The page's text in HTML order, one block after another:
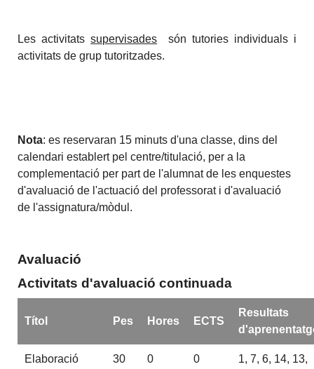
Les activitatssupervisades són tutories individuals i
activitats de grup tutoritzades.
Nota: es reservaran 15 minuts d'una classe, dins del
calendari establert pel centre/titulació, per a la
complementació per part de l'alumnat de les enquestes
d'avaluació de l'actuació del professorat i d'avaluació
de l'assignatura/mòdul.
Avaluació
Activitats d'avaluació continuada
Títol Pes Hores ECTS
Resultats
Elaboració
30 0 0
1, 7, 6, 14, 13,